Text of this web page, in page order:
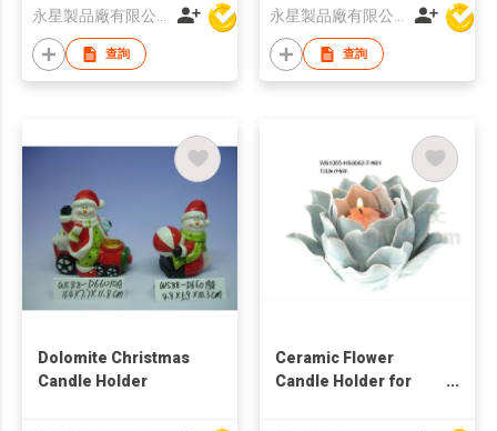
查詢 查詢
Dolomite Christmas
Candle Holder
Ceramic Flower
Candle Holder for